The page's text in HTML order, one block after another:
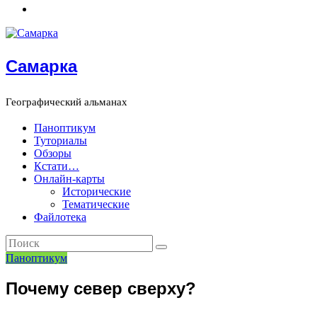
Самарка
Географический альманах
Паноптикум
Туториалы
Обзоры
Кстати…
Онлайн-карты
Исторические
Тематические
Файлотека
Паноптикум
Почему север сверху?